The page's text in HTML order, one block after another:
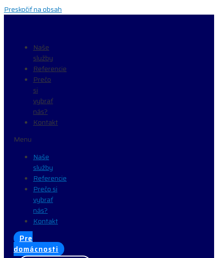
Preskočiť na obsah
Naše
služby
Referencie
Prečo
si
vybrať
nás?
Kontakt
Menu
Naše
služby
Referencie
Prečo si
vybrať
nás?
Kontakt
Pre
domácnosti